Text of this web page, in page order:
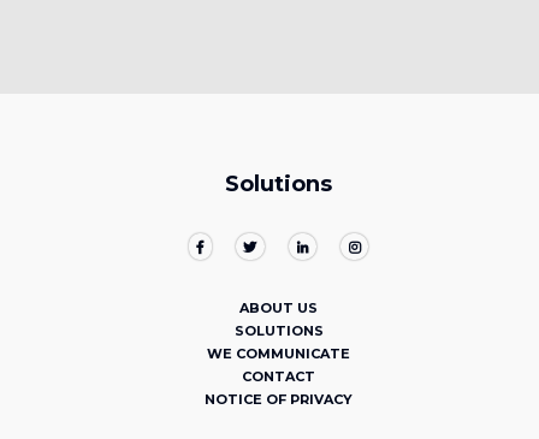
Solutions
ABOUT US
SOLUTIONS
WE COMMUNICATE
CONTACT
NOTICE OF PRIVACY